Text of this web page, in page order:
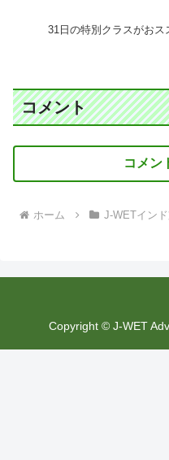
31日の特別クラスがおス
コメント
コメン
ホーム J-WETイン
Copyright © J-WET